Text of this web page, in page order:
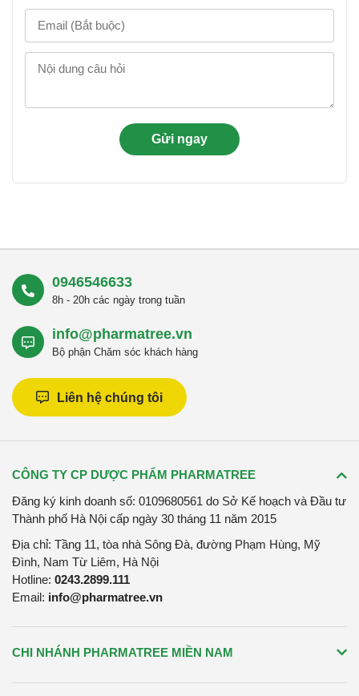
0946546633
8h - 20h các ngày trong tuần
info@pharmatree.vn
Bộ phận Chăm sóc khách hàng
Liên hệ chúng tôi
CÔNG TY CP DƯỢC PHẨM PHARMATREE
Đăng ký kinh doanh số: 0109680561 do Sở Kế hoạch và Đầu tư
Thành phố Hà Nội cấp ngày 30 tháng 11 năm 2015
Địa chỉ: Tầng 11, tòa nhà Sông Đà, đường Phạm Hùng, Mỹ
Đình, Nam Từ Liêm, Hà Nội
Hotline: 0243.2899.111
Email: info@pharmatree.vn
CHI NHÁNH PHARMATREE MIỀN NAM